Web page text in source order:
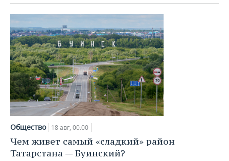
ХОККЕЙ С МЯЧОМ
ПРОИСШЕСТВИЯ
Общество 18 авг, 00:00
Чем живет самый «сладкий» район
Татарстана — Буинский?